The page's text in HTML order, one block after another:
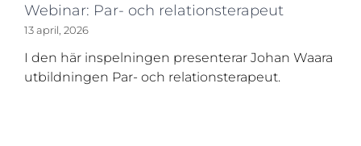
Webinar: Par- och relationsterapeut
13 april, 2026
I den här inspelningen presenterar Johan Waara
utbildningen Par- och relationsterapeut.